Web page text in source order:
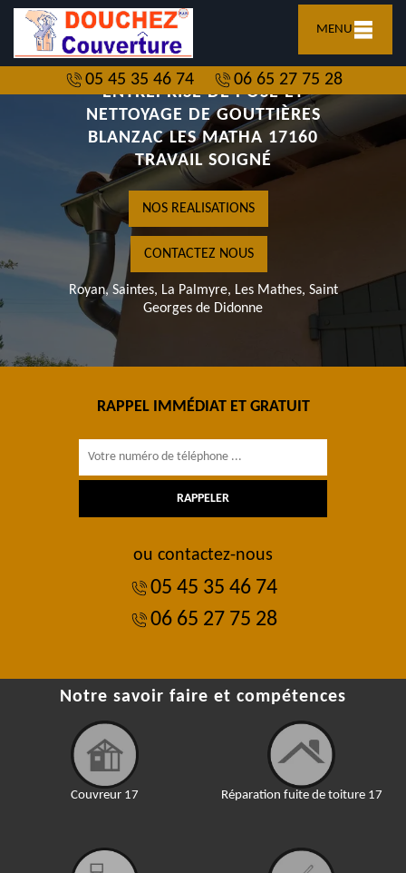
MENU
05 45 35 46 74 06 65 27 75 28
ENTREPRISE DE POSE ET
NETTOYAGE DE GOUTTIÈRES
BLANZAC LES MATHA 17160
TRAVAIL SOIGNÉ
NOS REALISATIONS
CONTACTEZ NOUS
Royan, Saintes, La Palmyre, Les Mathes, Saint
Georges de Didonne
RAPPEL IMMÉDIAT ET GRATUIT
ou contactez-nous
05 45 35 46 74
06 65 27 75 28
Notre savoir faire et compétences
Couvreur 17 Réparation fuite de toiture 17